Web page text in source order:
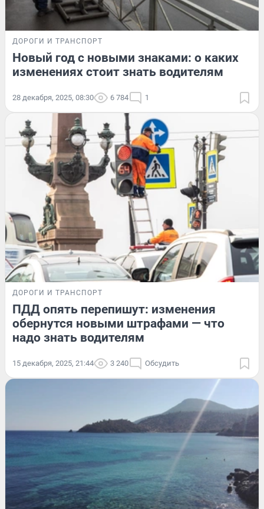
ДОРОГИ И ТРАНСПОРТ
Новый год с новыми знаками: о каких
изменениях стоит знать водителям
28 декабря, 2025, 08:30 6 784 1
ДОРОГИ И ТРАНСПОРТ
ПДД опять перепишут: изменения
обернутся новыми штрафами — что
надо знать водителям
15 декабря, 2025, 21:44 3 240 Обсудить